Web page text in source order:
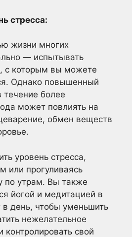
стресса:
жизни многих
— испытывать
с которым вы можете
Однако повышенный
течение более
может повлиять на
обмен веществ
уровень стресса,
или прогуливаясь
по утрам. Вы также
йогой и медитацией в
день, чтобы уменьшить
нежелательное
контролировать свой